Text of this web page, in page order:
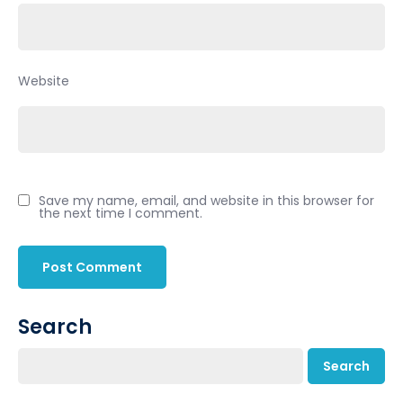
Website
Save my name, email, and website in this browser for
the next time I comment.
Search
Search